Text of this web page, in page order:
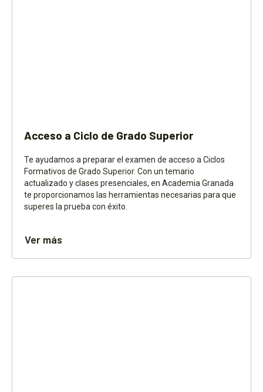
Acceso a Ciclo de Grado Superior
Te ayudamos a preparar el examen de acceso a Ciclos
Formativos de Grado Superior. Con un temario
actualizado y clases presenciales, en Academia Granada
te proporcionamos las herramientas necesarias para que
superes la prueba con éxito.
Ver más